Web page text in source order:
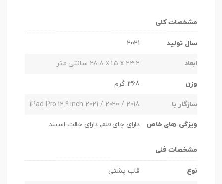
مشخصات کلی
سال تولید 2021
ابعاد ‎28.8 x 1.5 x 23.2 سانتی متر
وزن 368 گرم
سازگار با iPad Pro 12.9 inch 2021 / 2020 / 2018
ویژگی های خاص دارای جای قلم, دارای حالت استند
مشخصات فنی
نوع قاب پشتی